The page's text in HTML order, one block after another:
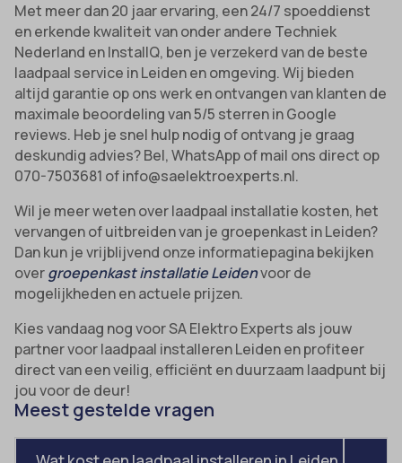
Met meer dan 20 jaar ervaring, een 24/7 spoeddienst
en erkende kwaliteit van onder andere Techniek
Nederland en InstallQ, ben je verzekerd van de beste
laadpaal service in Leiden en omgeving. Wij bieden
altijd garantie op ons werk en ontvangen van klanten de
maximale beoordeling van 5/5 sterren in Google
reviews. Heb je snel hulp nodig of ontvang je graag
deskundig advies? Bel, WhatsApp of mail ons direct op
070-7503681 of info@saelektroexperts.nl.
Wil je meer weten over laadpaal installatie kosten, het
vervangen of uitbreiden van je groepenkast in Leiden?
Dan kun je vrijblijvend onze informatiepagina bekijken
overgroepenkast installatie Leidenvoor de
mogelijkheden en actuele prijzen.
Kies vandaag nog voor SA Elektro Experts als jouw
partner voor laadpaal installeren Leiden en profiteer
direct van een veilig, efficiënt en duurzaam laadpunt bij
jou voor de deur!
Meest gestelde vragen